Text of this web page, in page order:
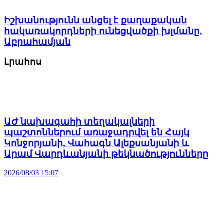
Իշխանությունն անցել է քաղաքական
հակառակորդների ունեցվածքի խլմանը.
Աբրահամյան
Լրահոս
ԱԺ նախագահի տեղակալների
պաշտոններում առաջադրվել են Հայկ
Կոնջորյանի, Վահագն Ալեքսանյանի և
Արամ Վարդևանյանի թեկնածությունները
2026/08/03 15:07